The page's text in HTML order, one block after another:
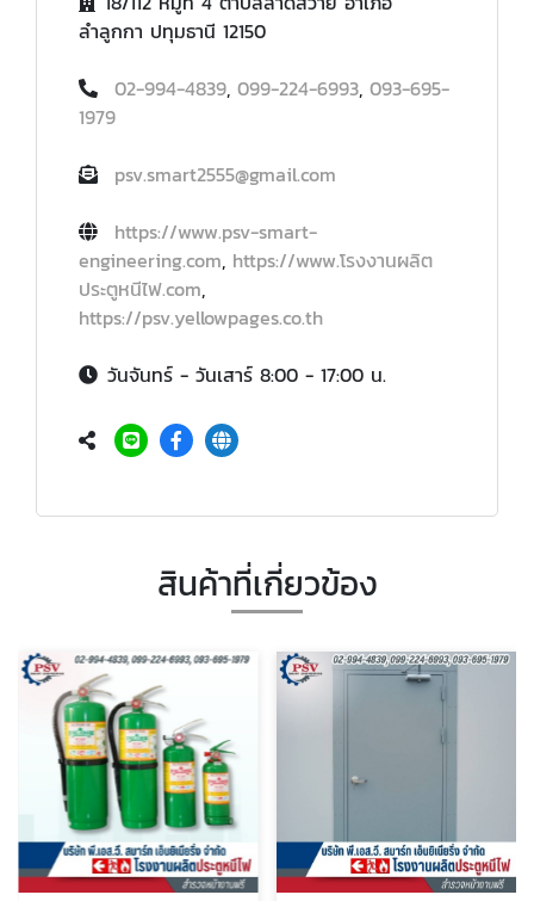
ลำลูกกา ปทุมธานี 12150
02-994-4839, 099-224-6993, 093-695-
1979
psv.smart2555@gmail.com
https://www.psv-smart-
engineering.com, https://www.โรงงานผลิต
ประตูหนีไฟ.com,
https://psv.yellowpages.co.th
วันจันทร์ - วันเสาร์ 8:00 - 17:00 น.
สินค้าที่เกี่ยวข้อง